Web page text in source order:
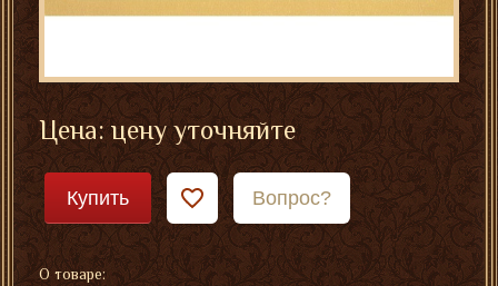
Цена: цену уточняйте
Купить Вопрос?
О товаре: